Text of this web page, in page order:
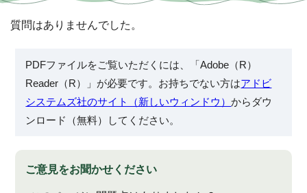
質問はありませんでした。
PDFファイルをご覧いただくには、「Adobe（R）
Reader（R）」が必要です。お持ちでない方はアドビ
システムズ社のサイト（新しいウィンドウ）からダウ
ンロード（無料）してください。
ご意見をお聞かせください